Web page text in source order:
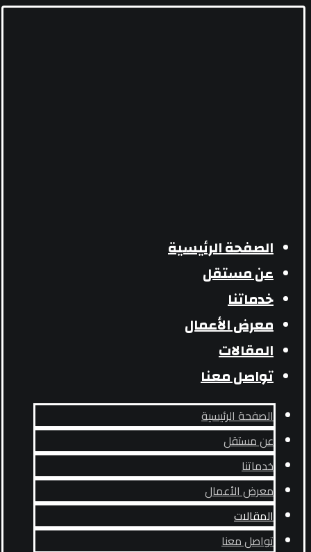
الصفحة الرئيسية
عن مستقل
خدماتنا
معرض الأعمال
المقالات
تواصل معنا
الصفحة الرئيسية
عن مستقل
خدماتنا
معرض الأعمال
المقالات
تواصل معنا